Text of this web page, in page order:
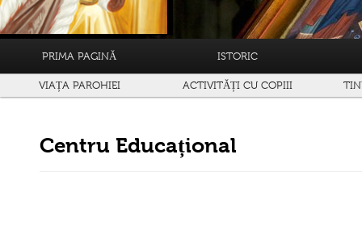
PRIMA PAGINĂ ISTORIC
VIAȚA PAROHIEI ACTIVITĂȚI CU COPIII
Centru Educațional